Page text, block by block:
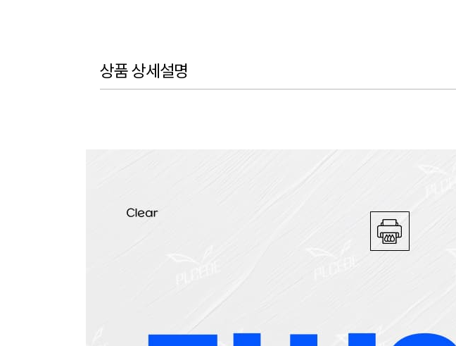
상품 상세설명